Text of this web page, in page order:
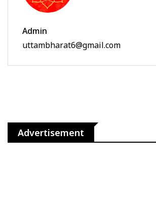
Admin
uttambharat6@gmail.com
Advertisement